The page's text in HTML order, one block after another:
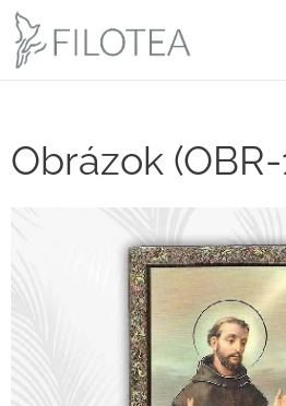
Obrázok (OBR-